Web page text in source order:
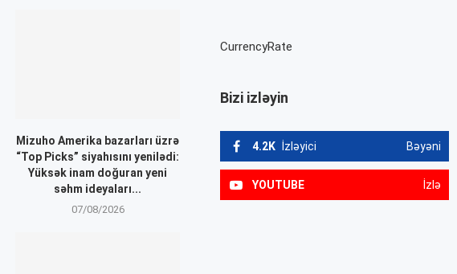
Mizuho Amerika bazarları üzrə
“Top Picks” siyahısını yenilədi:
Yüksək inam doğuran yeni
səhm ideyaları...
07/08/2026
CurrencyRate
Bizi izləyin
4.2K İzləyici Bəyəni
YOUTUBE İzlə